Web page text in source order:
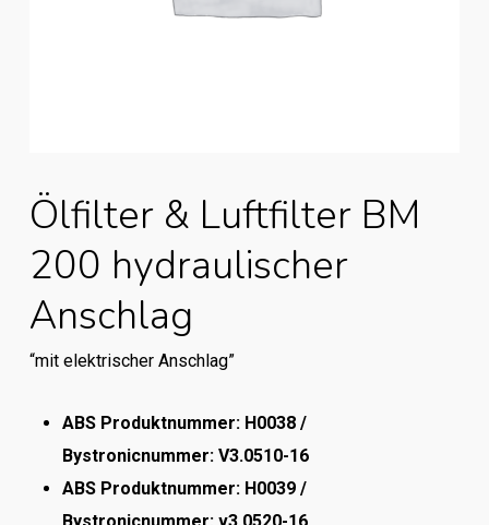
Ölfilter & Luftfilter BM
200 hydraulischer
Anschlag
“mit elektrischer Anschlag”
ABS Produktnummer: H0038 /
Bystronicnummer: V3.0510-16
ABS Produktnummer: H0039 /